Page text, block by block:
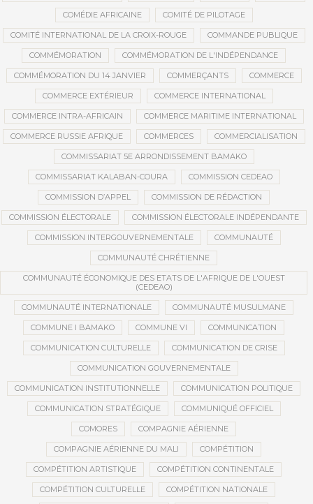
COMÉDIE AFRICAINE COMITÉ DE PILOTAGE
COMITÉ INTERNATIONAL DE LA CROIX-ROUGE COMMANDE PUBLIQUE
COMMÉMORATION COMMÉMORATION DE L'INDÉPENDANCE
COMMÉMORATION DU 14 JANVIER COMMERÇANTS COMMERCE
COMMERCE EXTÉRIEUR COMMERCE INTERNATIONAL
COMMERCE INTRA-AFRICAIN COMMERCE MARITIME INTERNATIONAL
COMMERCE RUSSIE AFRIQUE COMMERCES COMMERCIALISATION
COMMISSARIAT 5E ARRONDISSEMENT BAMAKO
COMMISSARIAT KALABAN-COURA COMMISSION CEDEAO
COMMISSION D’APPEL COMMISSION DE RÉDACTION
COMMISSION ÉLECTORALE COMMISSION ÉLECTORALE INDÉPENDANTE
COMMISSION INTERGOUVERNEMENTALE COMMUNAUTÉ
COMMUNAUTÉ CHRÉTIENNE
COMMUNAUTÉ ÉCONOMIQUE DES ETATS DE L'AFRIQUE DE L'OUEST
(CEDEAO)
COMMUNAUTÉ INTERNATIONALE COMMUNAUTÉ MUSULMANE
COMMUNE I BAMAKO COMMUNE VI COMMUNICATION
COMMUNICATION CULTURELLE COMMUNICATION DE CRISE
COMMUNICATION GOUVERNEMENTALE
COMMUNICATION INSTITUTIONNELLE COMMUNICATION POLITIQUE
COMMUNICATION STRATÉGIQUE COMMUNIQUÉ OFFICIEL
COMORES COMPAGNIE AÉRIENNE
COMPAGNIE AÉRIENNE DU MALI COMPÉTITION
COMPÉTITION ARTISTIQUE COMPÉTITION CONTINENTALE
COMPÉTITION CULTURELLE COMPÉTITION NATIONALE